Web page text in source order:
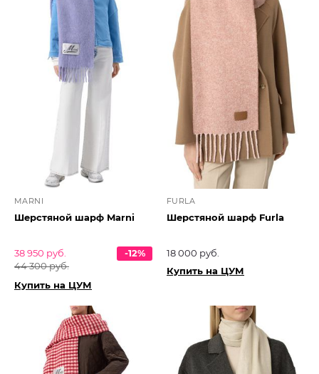
MARNI
Шерстяной шарф Marni
38 950 руб.
44 300 руб.
-12%
Купить на ЦУМ
FURLA
Шерстяной шарф Furla
18 000 руб.
Купить на ЦУМ